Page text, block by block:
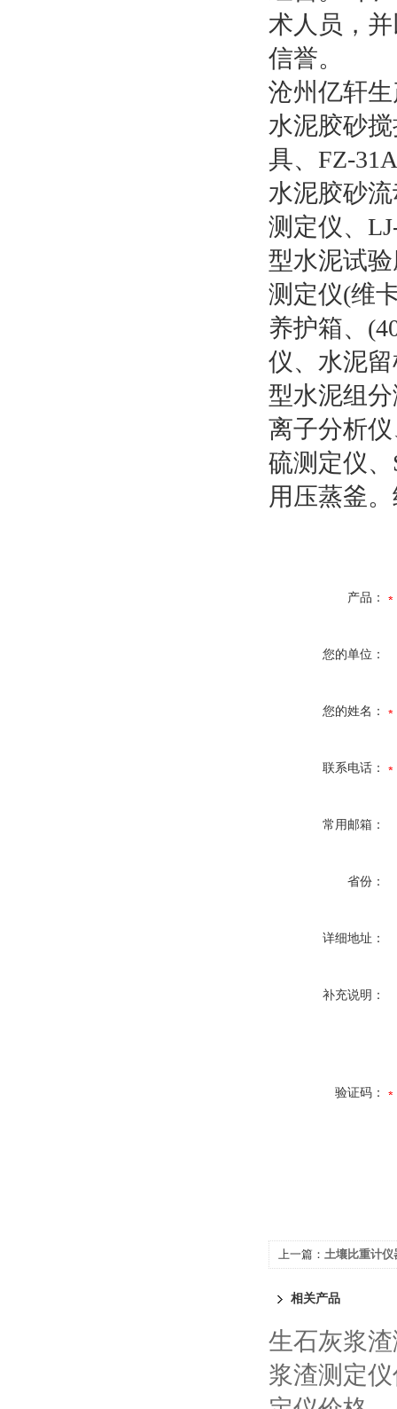
术人员，
信誉。
沧州亿轩
水泥胶砂
具、FZ-
水泥胶砂
测定仪、
型水泥试
测定仪(维
养护箱、
仪、水泥
型水泥组
离子分析
硫测定仪
用压蒸釜
产品：
您的单位：
您的姓名：
联系电话：
常用邮箱：
省份：
详细地址：
补充说明：
验证码：
上一篇： 土壤比重计仪
相关产品
生石灰浆
浆渣测定